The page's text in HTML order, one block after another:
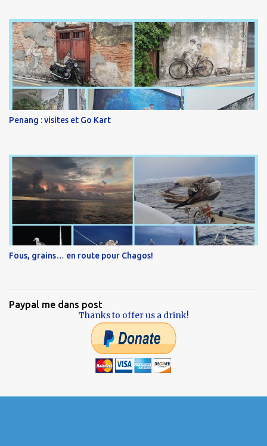
Penang : visites et Go Kart
Fous, grains… en route pour Chagos!
Paypal me dans post
Thanks to offer us a drink!